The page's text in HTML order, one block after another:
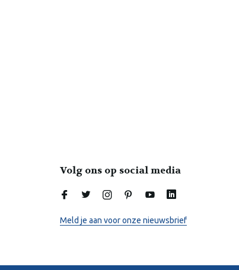
Volg ons op social media
Meld je aan voor onze nieuwsbrief
Online